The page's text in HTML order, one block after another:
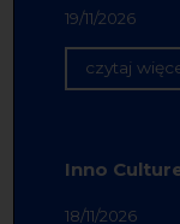
19/11/2026
czytaj
Inno
18/11/2026